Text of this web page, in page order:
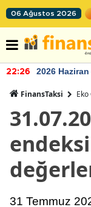
06 Ağustos 2026
22:26 2026 Haziran
FinansTaksi
31 Temmuz